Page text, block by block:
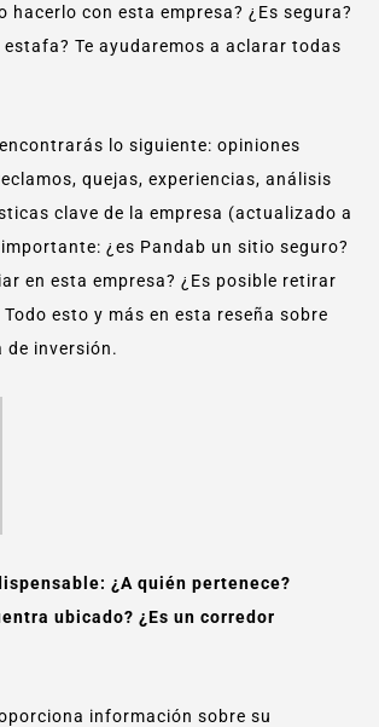
hacerlo con esta empresa? ¿Es segura?
Te ayudaremos a aclarar todas
lo siguiente: opiniones
quejas, experiencias, análisis
clave de la empresa (actualizado a
¿es Pandab un sitio seguro?
en esta empresa? ¿Es posible retirar
esto y más en esta reseña sobre
inversión.
¿A quién pertenece?
ubicado? ¿Es un corredor
información sobre su